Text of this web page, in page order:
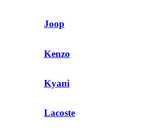
Joop
Kenzo
Kyani
Lacoste